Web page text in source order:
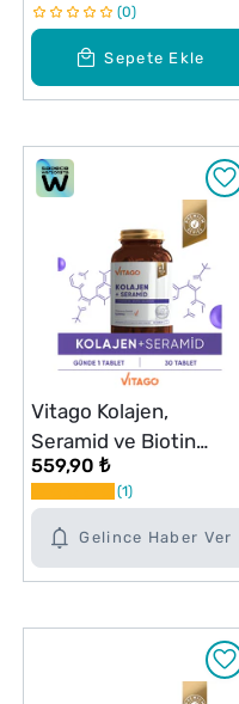
Sepete Ekle
0
Gelince Haber Ver
Vitago Kolajen,
Seramid ve Biotin
İçeren Tablet Takviye
Edici Gıda 30'lu
559,90 ₺
1